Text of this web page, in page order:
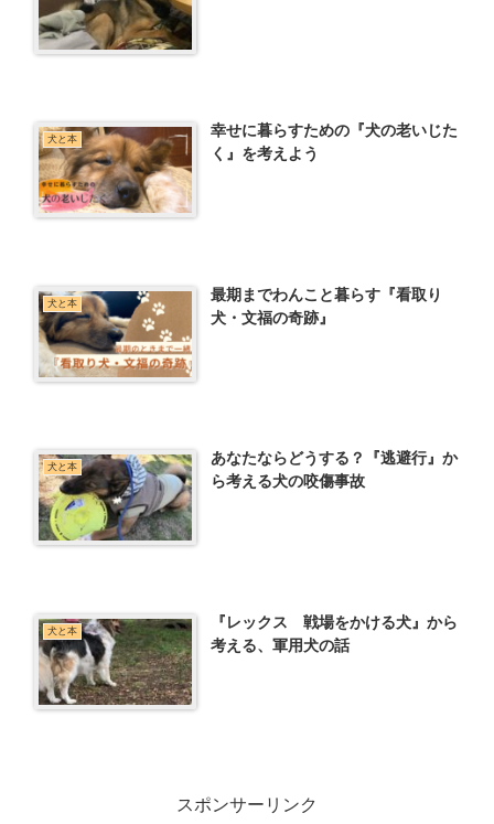
犬と本
幸せに暮らすための『犬の老いじた
く』を考えよう
犬と本
最期までわんこと暮らす『看取り
犬・文福の奇跡』
犬と本
あなたならどうする？『逃避行』か
ら考える犬の咬傷事故
犬と本
『レックス 戦場をかける犬』から
考える、軍用犬の話
スポンサーリンク